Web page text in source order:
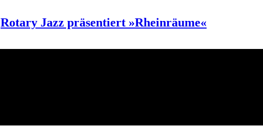
Rotary Jazz präsentiert »Rheinräume«